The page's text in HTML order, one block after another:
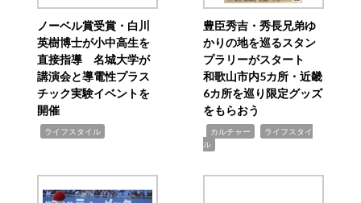
ノーベル賞受賞・白川
英樹博士が小中高生を
直接指導 名城大学が
講演会と導電性プラス
チック実験イベントを
開催
ライフスタイル
豊臣秀吉・秀長兄弟ゆ
かりの地を巡るスタン
プラリーがスタート
和歌山市内5カ所・近畿
6カ所を巡り限定グッズ
をもらおう
カルチャー
ライフスタイ
ル